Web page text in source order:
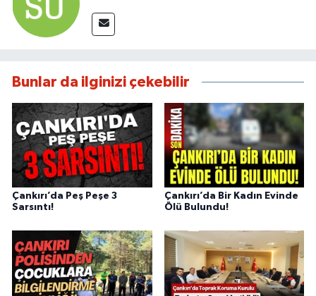
Bunlar da ilginizi çekebilir
Çankırı’da Peş Peşe 3
Sarsıntı!
Çankırı’da Bir Kadın Evinde
Ölü Bulundu!